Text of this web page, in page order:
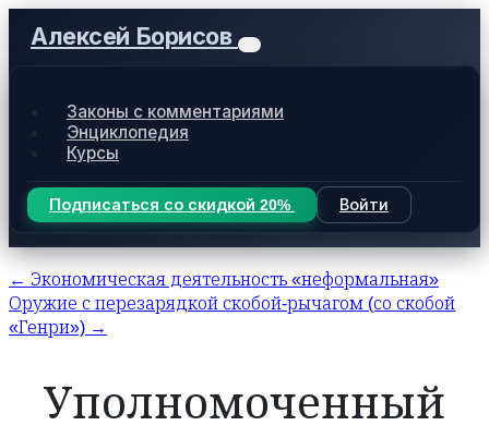
Алексей Борисов
Законы с комментариями
Энциклопедия
Курсы
Подписаться со скидкой 20% Войти
← Экономическая деятельность «неформальная»
Оружие с перезарядкой скобой-рычагом (со скобой
«Генри») →
Уполномоченный